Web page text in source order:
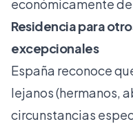
económicamente
Residencia para
excepcionales
España reconoce
lejanos (hermanos,
circunstancias